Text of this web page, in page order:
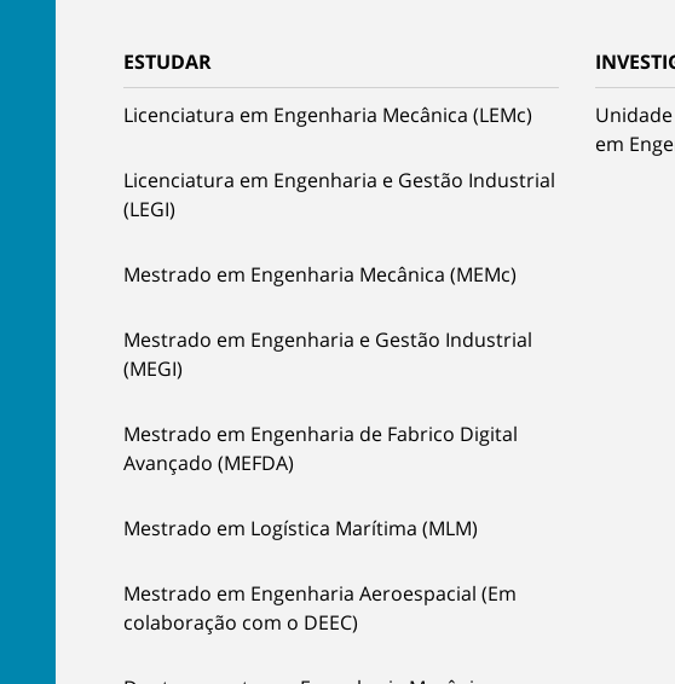
ESTUDAR
Licenciatura em Engenharia Mecânica (LEMc)
Licenciatura em Engenharia e Gestão Industrial
(LEGI)
Mestrado em Engenharia Mecânica (MEMc)
Mestrado em Engenharia e Gestão Industrial
(MEGI)
Mestrado em Engenharia de Fabrico Digital
Avançado (MEFDA)
Mestrado em Logística Marítima (MLM)
Mestrado em Engenharia Aeroespacial (Em
colaboração com o DEEC)
em